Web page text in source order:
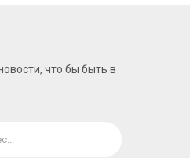
что бы быть в